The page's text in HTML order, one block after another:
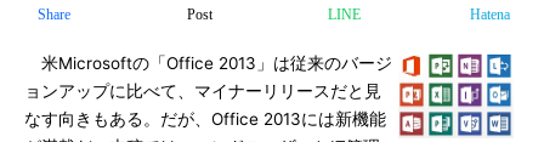
Share Post LINE Hatena
米Microsoftの「Office 2013」は従来のバージ
ョンアップに比べて、マイナーリリースだと見
なす向きもある。だが、Office 2013には新機能